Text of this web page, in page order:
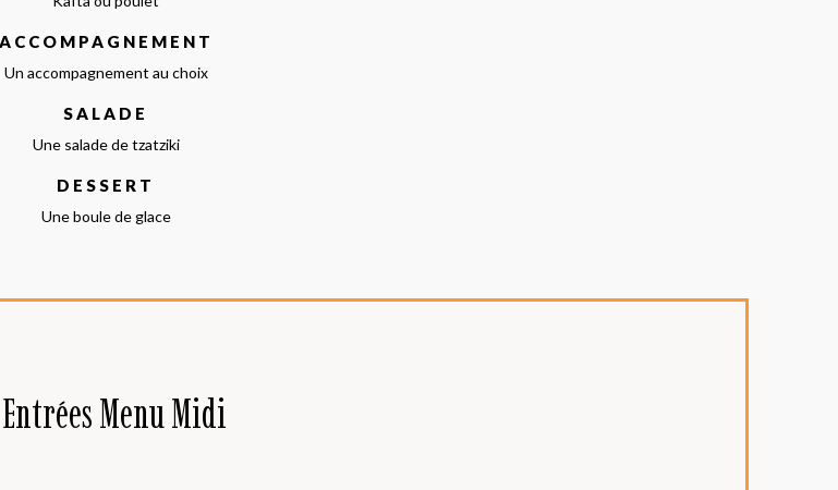
ACCOMPAGNEMENT
Un accompagnement au choix
SALADE
Une salade de tzatziki
DESSERT
Une boule de glace
Entrées Menu Midi